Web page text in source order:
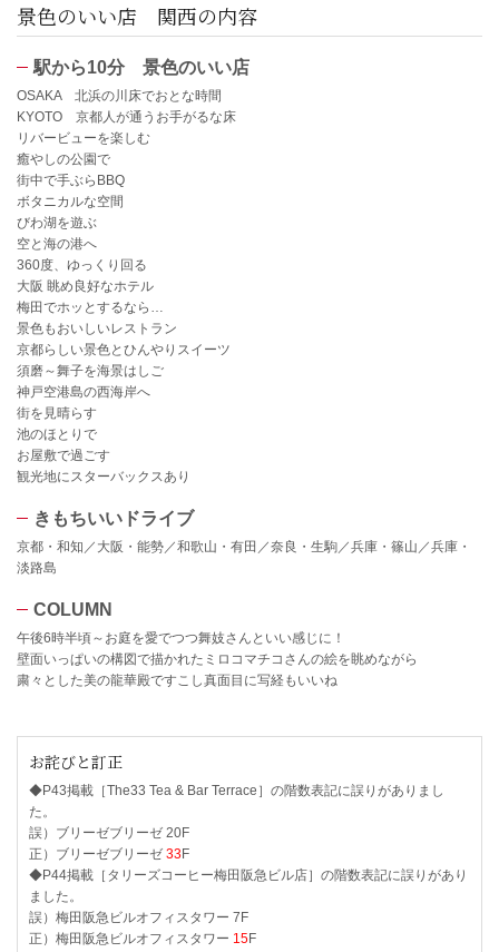
景色のいい店 関西の内容
駅から10分 景色のいい店
OSAKA 北浜の川床でおとな時間
KYOTO 京都人が通うお手がるな床
リバービューを楽しむ
癒やしの公園で
街中で手ぶらBBQ
ボタニカルな空間
びわ湖を遊ぶ
空と海の港へ
360度、ゆっくり回る
大阪 眺め良好なホテル
梅田でホッとするなら…
景色もおいしいレストラン
京都らしい景色とひんやりスイーツ
須磨～舞子を海景はしご
神戸空港島の西海岸へ
街を見晴らす
池のほとりで
お屋敷で過ごす
観光地にスターバックスあり
きもちいいドライブ
京都・和知／大阪・能勢／和歌山・有田／奈良・生駒／兵庫・篠山／兵庫・
淡路島
COLUMN
午後6時半頃～お庭を愛でつつ舞妓さんといい感じに！
壁面いっぱいの構図で描かれたミロコマチコさんの絵を眺めながら
粛々とした美の龍華殿ですこし真面目に写経もいいね
お詫びと訂正
◆P43掲載［The33 Tea & Bar Terrace］の階数表記に誤りがありまし
た。
誤）ブリーゼブリーゼ 20F
正）ブリーゼブリーゼ 33F
◆P44掲載［タリーズコーヒー梅田阪急ビル店］の階数表記に誤りがあり
ました。
誤）梅田阪急ビルオフィスタワー 7F
正）梅田阪急ビルオフィスタワー 15F